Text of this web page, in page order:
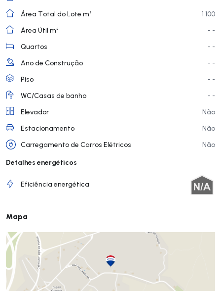
Área Total do Lote m²
1 100
Área Útil m²
- -
Quartos
- -
Ano de Construção
- -
Piso
- -
WC/Casas de banho
- -
Elevador
Não
Estacionamento
Não
Carregamento de Carros Elétricos
Não
Detalhes energéticos
Eficiência energética
Mapa